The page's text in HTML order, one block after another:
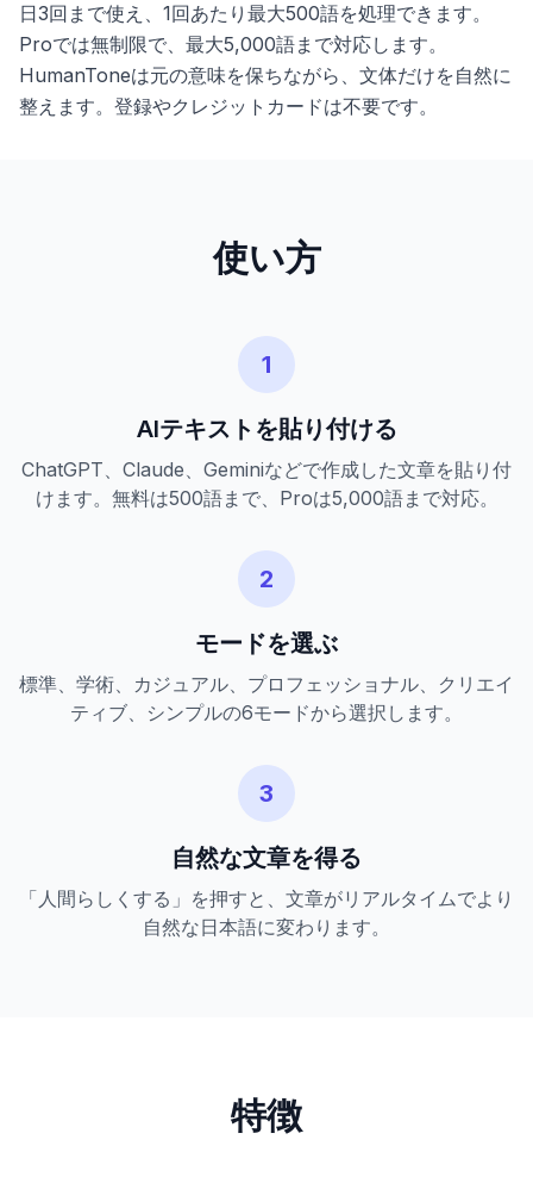
日3回まで使え、1回あたり最大500語を処理できます。
Proでは無制限で、最大5,000語まで対応します。
HumanToneは元の意味を保ちながら、文体だけを自然に
整えます。登録やクレジットカードは不要です。
使い方
1
AIテキストを貼り付ける
ChatGPT、Claude、Geminiなどで作成した文章を貼り付
けます。無料は500語まで、Proは5,000語まで対応。
2
モードを選ぶ
標準、学術、カジュアル、プロフェッショナル、クリエイ
ティブ、シンプルの6モードから選択します。
3
自然な文章を得る
「人間らしくする」を押すと、文章がリアルタイムでより
自然な日本語に変わります。
特徴